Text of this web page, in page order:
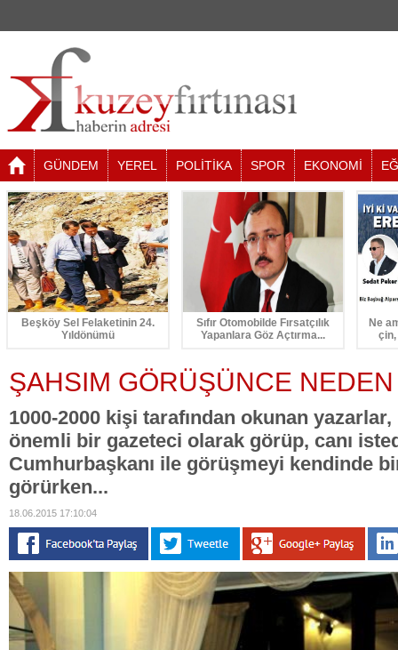
GÜNDEM YEREL POLİTİKA SPOR EKONOMİ
Beşköy Sel Felaketinin 24.
Yıldönümü
Sıfır Otomobilde Fırsatçılık
Yapanlara Göz Açtırma...
Ne
ŞAHSIM GÖRÜŞÜNCE
1000-2000 kişi tarafından okunan
önemli bir gazeteci olarak görüp, canı
Cumhurbaşkanı ile görüşmeyi kendinde
görürken...
18.06.2015 17:10:04